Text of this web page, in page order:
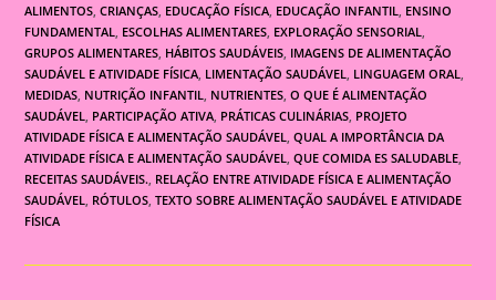
ALIMENTOS, CRIANÇAS, EDUCAÇÃO FÍSICA, EDUCAÇÃO INFANTIL, ENSINO
FUNDAMENTAL, ESCOLHAS ALIMENTARES, EXPLORAÇÃO SENSORIAL,
GRUPOS ALIMENTARES, HÁBITOS SAUDÁVEIS, IMAGENS DE ALIMENTAÇÃO
SAUDÁVEL E ATIVIDADE FÍSICA, LIMENTAÇÃO SAUDÁVEL, LINGUAGEM ORAL,
MEDIDAS, NUTRIÇÃO INFANTIL, NUTRIENTES, O QUE É ALIMENTAÇÃO
SAUDÁVEL, PARTICIPAÇÃO ATIVA, PRÁTICAS CULINÁRIAS, PROJETO
ATIVIDADE FÍSICA E ALIMENTAÇÃO SAUDÁVEL, QUAL A IMPORTÂNCIA DA
ATIVIDADE FÍSICA E ALIMENTAÇÃO SAUDÁVEL, QUE COMIDA ES SALUDABLE,
RECEITAS SAUDÁVEIS., RELAÇÃO ENTRE ATIVIDADE FÍSICA E ALIMENTAÇÃO
SAUDÁVEL, RÓTULOS, TEXTO SOBRE ALIMENTAÇÃO SAUDÁVEL E ATIVIDADE
FÍSICA